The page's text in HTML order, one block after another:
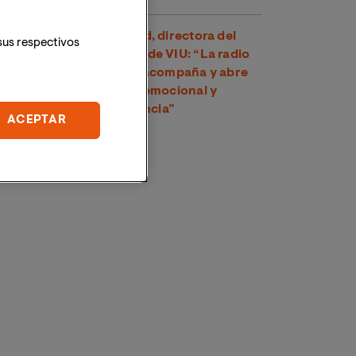
Dra. Amparo Suay Madrid, directora del
Grado en Comunicación de VIU: “La radio
es una voz cercana que acompaña y abre
un espacio de conexión emocional y
psicológica con la audiencia”
respectivos
ACEPTAR